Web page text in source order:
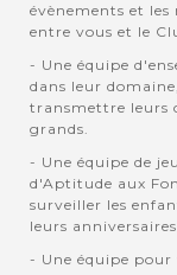
évènements et
entre vous et le
- Une équipe
dans leur
transmettre leurs
grands.
- Une équipe de
d'Aptitude aux
surveiller les
leurs
- Une équipe pour